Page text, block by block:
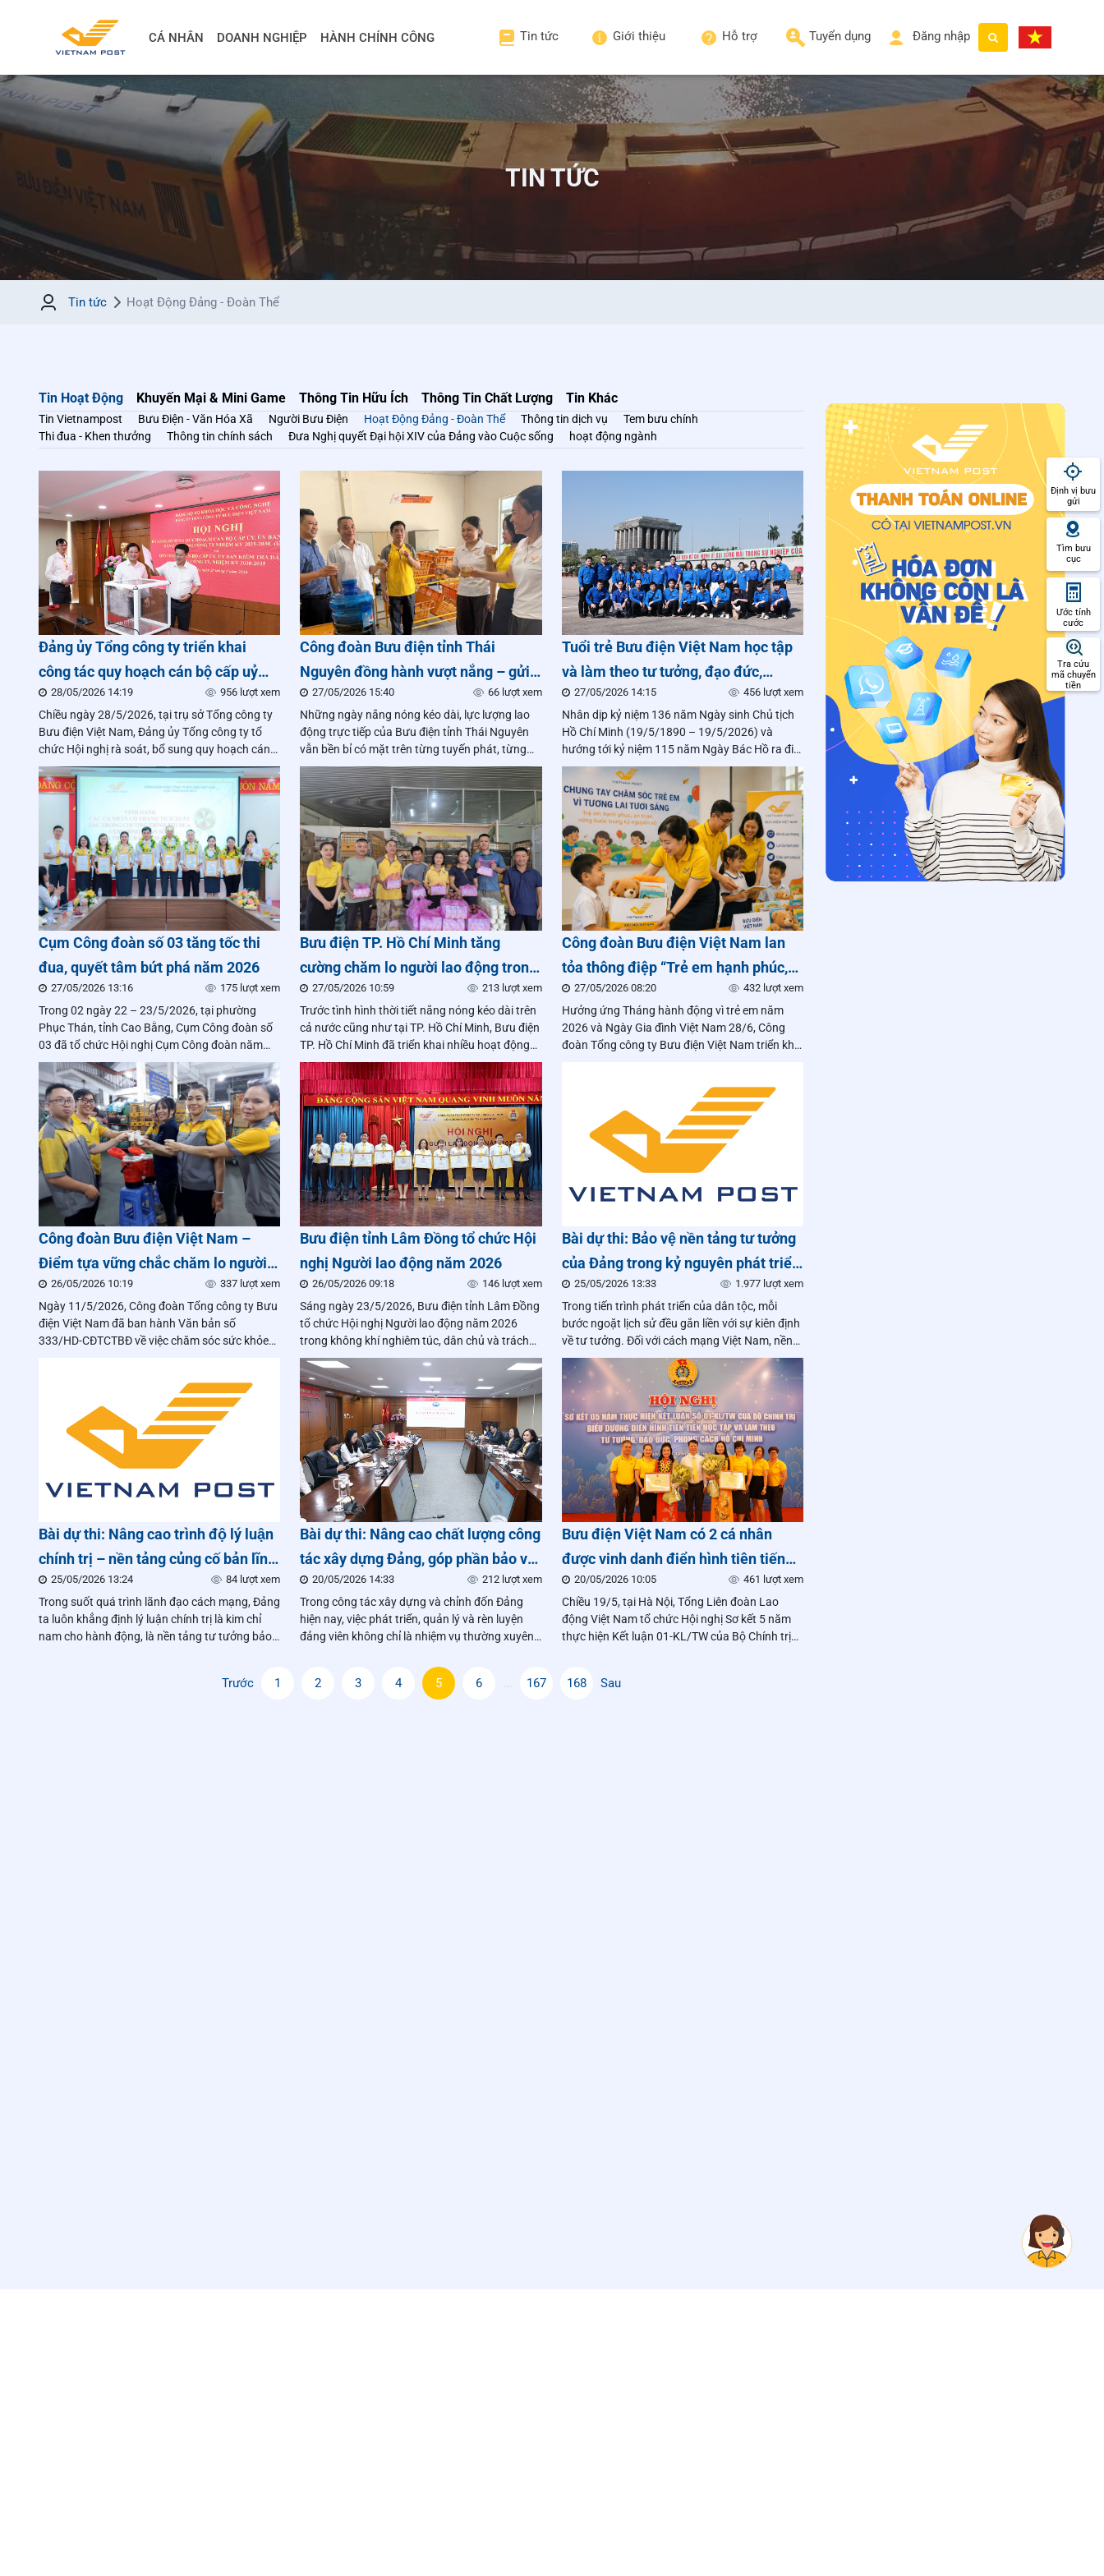
CÁ NHÂN DOANH NGHIỆP HÀNH CHÍNH CÔNG Tin tức Giới thiệu Hỗ trợ Tuyển dụng Đăng nhập
TIN TỨC
Tin tức Hoạt Động Đảng - Đoàn Thể
Tin Hoạt Động
Tin Vietnampost Bưu Điện - Văn Hóa Xã Người Bưu Điện Hoạt Động Đảng - Đoàn Thể Thông tin dịch vụ
Tem bưu chính
Thi đua - Khen thưởng
Thông tin chính sách Đưa Nghị quyết Đại hội XIV của Đảng vào Cuộc sống hoạt động ngành
Khuyến Mại & Mini Game Thông Tin Hữu Ích Thông Tin Chất Lượng Tin Khác
Đảng ủy Tổng công ty triển khai
công tác quy hoạch cán bộ cấp uỷ
nhiệm kỳ mới
28/05/2026 14:19 956 lượt xem
Chiều ngày 28/5/2026, tại trụ sở Tổng công ty
Bưu điện Việt Nam, Đảng ủy Tổng công ty tổ
chức Hội nghị rà soát, bổ sung quy hoạch cán
bộ cấp ủy, Ủy ban Kiểm tra Đảng ủy Tổng công
ty nhiệm kỳ 2025–2030 và xây dựng quy hoạch
cán bộ cấp ủy, Ủy ban Kiểm tra Đảng ủy Tổng
công ty nhiệm kỳ 2030–2035.
Công đoàn Bưu điện tỉnh Thái
Nguyên đồng hành vượt nắng – gửi
trao yêu thương đến đoàn viên,
người lao động
27/05/2026 15:40 66 lượt xem
Những ngày nắng nóng kéo dài, lực lượng lao
động trực tiếp của Bưu điện tỉnh Thái Nguyên
vẫn bền bỉ có mặt trên từng tuyến phát, từng
khâu khai thác, vận chuyển để bảo đảm dòng
chảy bưu chính thông suốt.
Tuổi trẻ Bưu điện Việt Nam học tập
và làm theo tư tưởng, đạo đức,
phong cách Hồ Chí Minh
27/05/2026 14:15 456 lượt xem
Nhân dịp kỷ niệm 136 năm Ngày sinh Chủ tịch
Hồ Chí Minh (19/5/1890 – 19/5/2026) và
hướng tới kỷ niệm 115 năm Ngày Bác Hồ ra đi
tìm đường cứu nước (05/6/1911 – 05/6/2026),
sáng ngày 27/5/2026,
Cụm Công đoàn số 03 tăng tốc thi
đua, quyết tâm bứt phá năm 2026
27/05/2026 13:16 175 lượt xem
Trong 02 ngày 22 – 23/5/2026, tại phường
Phục Thán, tỉnh Cao Bằng, Cụm Công đoàn số
03 đã tổ chức Hội nghị Cụm Công đoàn năm
2026.
Bưu điện TP. Hồ Chí Minh tăng
cường chăm lo người lao động trong
mùa nắng nóng
27/05/2026 10:59 213 lượt xem
Trước tình hình thời tiết nắng nóng kéo dài trên
cả nước cũng như tại TP. Hồ Chí Minh, Bưu điện
TP. Hồ Chí Minh đã triển khai nhiều hoạt động
thiết thực nhằm chăm lo sức khỏe, cải thiện
điều kiện làm việc cho đội ngũ bưu tá, nhân viên
khai thác và lao động trực tiếp trên toàn mạng
lưới.
Công đoàn Bưu điện Việt Nam lan
tỏa thông điệp “Trẻ em hạnh phúc,
an toàn, vững bước trong kỷ nguyên
số”
27/05/2026 08:20 432 lượt xem
Hưởng ứng Tháng hành động vì trẻ em năm
2026 và Ngày Gia đình Việt Nam 28/6, Công
đoàn Tổng công ty Bưu điện Việt Nam triển khai
đối với gia đình đoàn viên, người lao động trên
toàn mạng lưới.
Công đoàn Bưu điện Việt Nam –
Điểm tựa vững chắc chăm lo người
lao động trong mùa nắng nóng năm
2026
26/05/2026 10:19 337 lượt xem
Ngày 11/5/2026, Công đoàn Tổng công ty Bưu
điện Việt Nam đã ban hành Văn bản số
333/HD-CĐTCTBĐ về việc chăm sóc sức khỏe
động thiết thực, kịp thời, mang ý nghĩa nhân
văn sâu sắc nhằm động viên tinh thần, bảo vệ
sức khỏe cho người lao động trực tiếp trên toàn
mạng lưới Bưu điện Việt Nam.
Bưu điện tỉnh Lâm Đồng tổ chức Hội
nghị Người lao động năm 2026
26/05/2026 09:18 146 lượt xem
Sáng ngày 23/5/2026, Bưu điện tỉnh Lâm Đồng
tổ chức Hội nghị Người lao động năm 2026
trong không khí nghiêm túc, dân chủ và trách
nhiệm.
Bài dự thi: Bảo vệ nền tảng tư tưởng
của Đảng trong kỷ nguyên phát triển
mới – Thách thức và giải pháp
25/05/2026 13:33 1.977 lượt xem
Trong tiến trình phát triển của dân tộc, mỗi
bước ngoặt lịch sử đều gắn liền với sự kiên định
về tư tưởng. Đối với cách mạng Việt Nam, nền
tảng tư tưởng của Đảng không chỉ là kim chỉ
nam cho hành động mà còn là “lá chắn” bảo vệ
sự ổn định chính trị và định hướng phát triển
đất nước.
Bài dự thi: Nâng cao trình độ lý luận
chính trị – nền tảng củng cố bản lĩnh,
giữ vừng niềm tin của cán bộ, đảng
viên trong tình hình mới
25/05/2026 13:24 84 lượt xem
Trong suốt quá trình lãnh đạo cách mạng, Đảng
ta luôn khẳng định lý luận chính trị là kim chỉ
nam cho hành động, là nền tảng tư tưởng bảo
Bài dự thi: Nâng cao chất lượng công
tác xây dựng Đảng, góp phần bảo vệ
nền tảng tư tưởng của Đảng trong
tình hình mới
20/05/2026 14:33 212 lượt xem
Trong công tác xây dựng và chỉnh đốn Đảng
hiện nay, việc phát triển, quản lý và rèn luyện
đảng viên không chỉ là nhiệm vụ thường xuyên
lãnh đạo và sức chiến đấu của tổ chức đảng.
Bưu điện Việt Nam có 2 cá nhân
được vinh danh điển hình tiên tiến
học tập và làm theo tư tưởng, đạo
đức, phong cách Hồ Chí Minh
20/05/2026 10:05 461 lượt xem
Chiều 19/5, tại Hà Nội, Tổng Liên đoàn Lao
động Việt Nam tổ chức Hội nghị Sơ kết 5 năm
thực hiện Kết luận 01-KL/TW của Bộ Chính trị
Minh.
Trước 1 2 3 4 5 6 ... 167 168 Sau
Định vị bưu
gửi
Tìm bưu
cục
Ước tính
cước
Tra cứu
mã chuyển
tiền